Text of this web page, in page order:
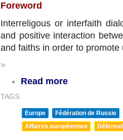
Foreword
Interreligous or interfaith
and positive interaction
and faiths in order to
»
Read more
TAGS:
Europe
Fédération de Russie
Affaires européennes